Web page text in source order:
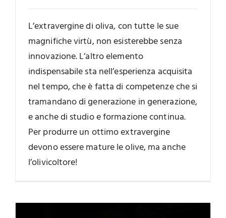
L’extravergine di oliva, con tutte le sue
magnifiche virtù, non esisterebbe senza
innovazione. L’altro elemento
indispensabile sta nell’esperienza acquisita
nel tempo, che è fatta di competenze che si
tramandano di generazione in generazione,
e anche di studio e formazione continua.
Per produrre un ottimo extravergine
devono essere mature le olive, ma anche
l’olivicoltore!